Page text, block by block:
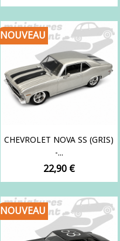
CHEVROLET NOVA SS (GRIS)
-...
Prix
22,90 €
NOUVEAU
NOUVEAU